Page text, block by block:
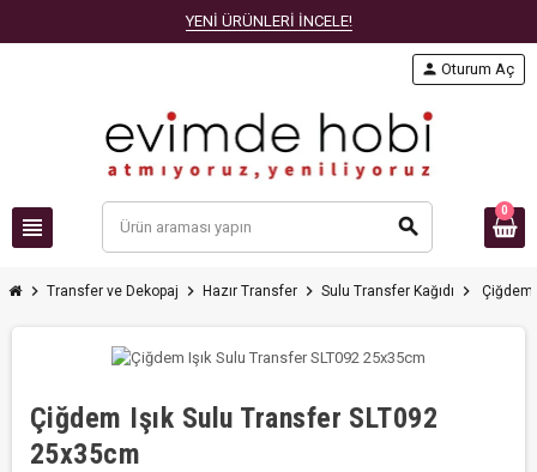
YENİ ÜRÜNLERİ İNCELE!
view_headline search
person Oturum Aç
0
chevron_right Transfer ve Dekopaj chevron_right Hazır Transfer chevron_right Sulu Transfer Kağıdı chevron_right Çiğdem
Çiğdem Işık Sulu Transfer SLT092
25x35cm